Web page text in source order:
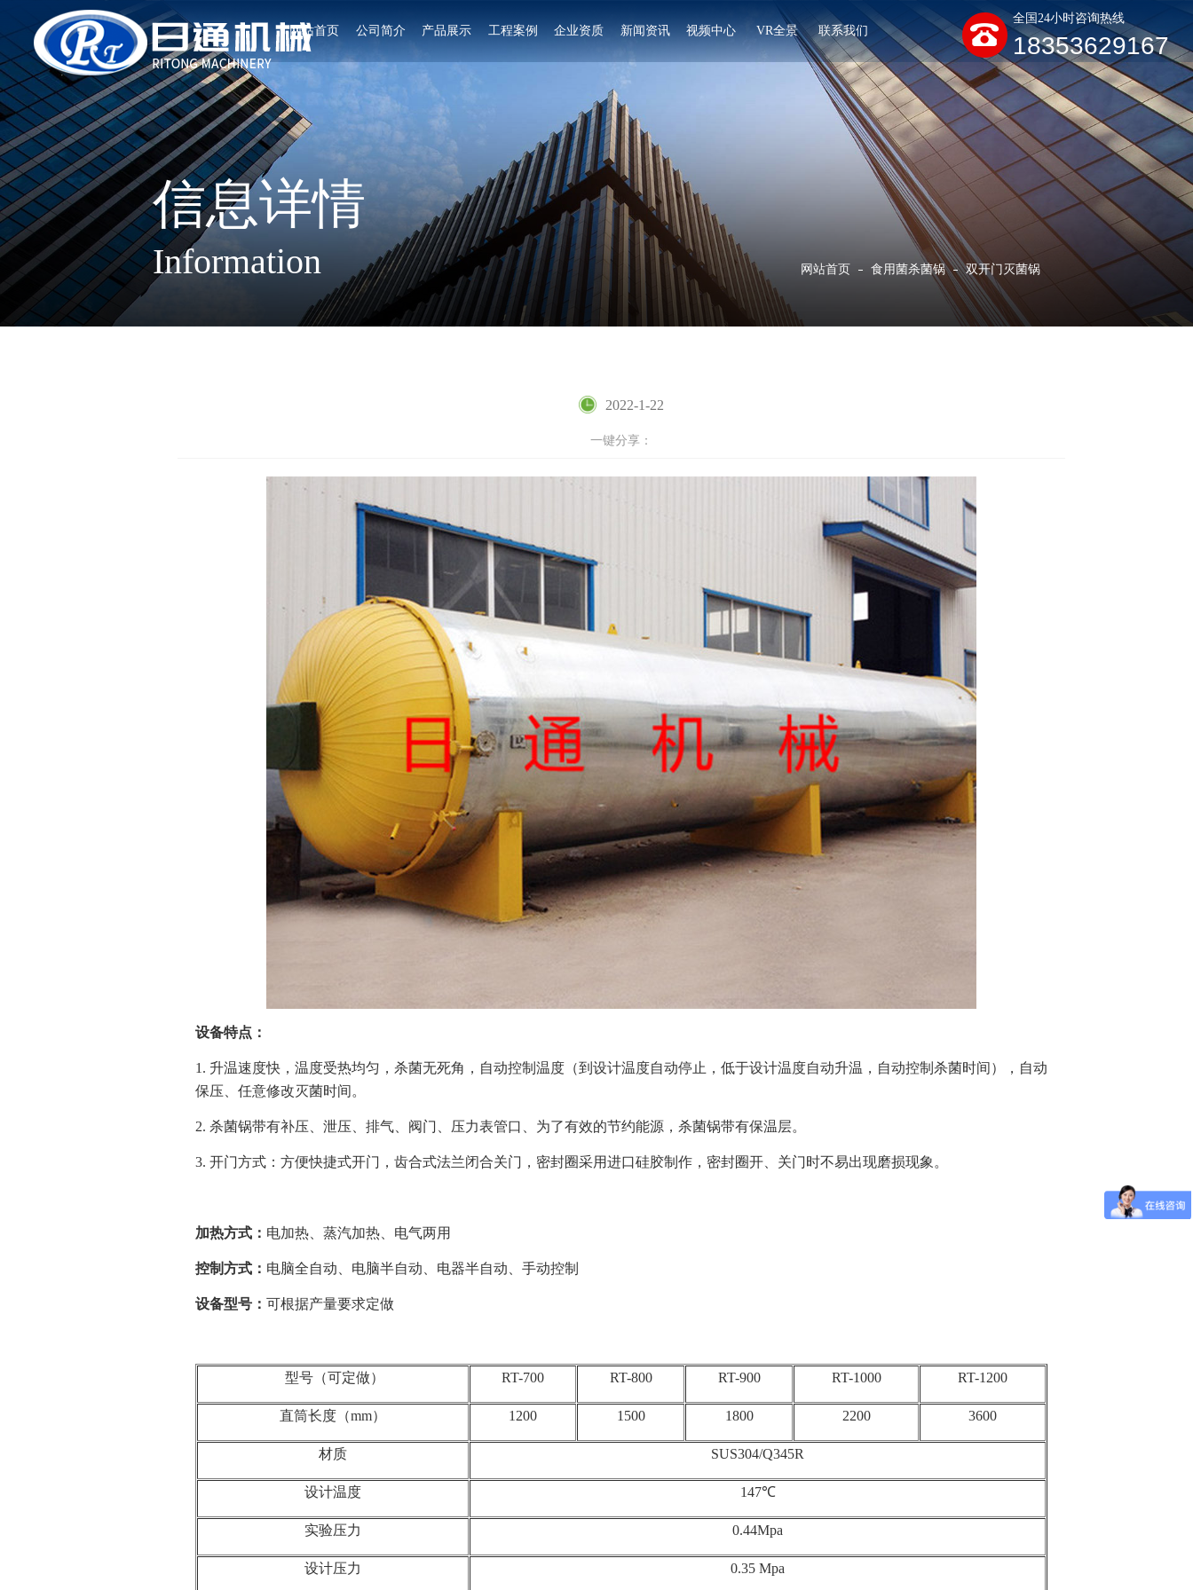
网站首页 公司简介 产品展示 工程案例 企业资质 新闻资讯 视频中心 VR全景 联系我们
全国24小时咨询热线
18353629167
信息详情
Information 网站首页 食用菌杀菌锅 双开门灭菌锅
2022-1-22
一键分享：
设备特点：
1. 升温速度快，温度受热均匀，杀菌无死角，自动控制温度（到设计温度自动停止，低于设计温度自动升温，自动控制杀菌时间），自动
保压、任意修改灭菌时间。
2. 杀菌锅带有补压、泄压、排气、阀门、压力表管口、为了有效的节约能源，杀菌锅带有保温层。
3. 开门方式：方便快捷式开门，齿合式法兰闭合关门，密封圈采用进口硅胶制作，密封圈开、关门时不易出现磨损现象。
加热方式： 电加热、蒸汽加热、电气两用
控制方式 ： 电脑全自动、电脑半自动、电器半自动、手动控制
设备型号： 可根据产量要求定做
型号（可定做） RT-700 RT-800 RT-900 RT-1000 RT-1200
直筒长度（mm） 1200 1500 1800 2200 3600
材质 SUS304/Q345R
设计温度 147℃
实验压力 0.44Mpa
设计压力 0.35 Mpa